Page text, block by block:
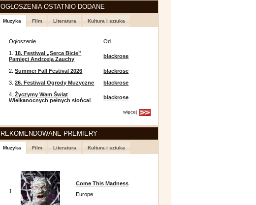
OGŁOSZENIA OSTATNIO DODANE
Muzyka Film Literatura Kultura i sztuka
Ogłoszenie
Od
1.18. Festiwal „Serca Bicie”
Pamięci Andrzeja Zauchy
blackrose
2.Summer Fall Festival 2026
blackrose
3.26. Festiwal Ogrody Muzyczne
blackrose
4.Życzymy Wam Świąt
Wielkanocnych pełnych słońca!
blackrose
więcej
REKOMENDOWANE PREMIERY
Muzyka Film Literatura Kultura i sztuka
1
Come This Madness
Europe